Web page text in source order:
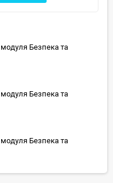
Безпека та
Безпека та
Безпека та